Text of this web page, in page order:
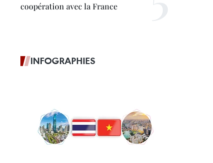
coopération avec la France
INFOGRAPHIES